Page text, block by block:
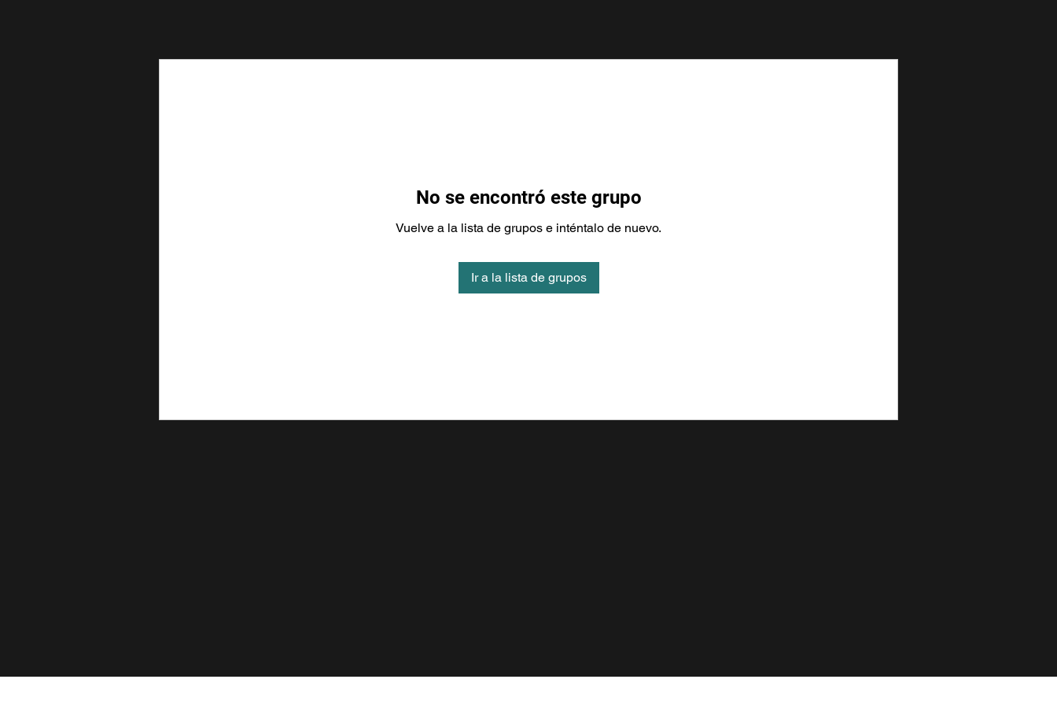
No se encontró este grupo
Vuelve a la lista de grupos e inténtalo de nuevo.
Ir a la lista de grupos